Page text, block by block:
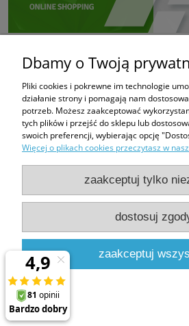
PHUP FUGAZI
Bratków 6
43-100 Tychy
e-mail:
fugazi.tychy@gmail.com,
tel:509-308-681
Dbamy o Twoją
Pliki cookies i pokrewne im technologie
działanie strony i pomagają nam
potrzeb. Możesz zaakceptować
tych plików i przejść do sklepu lub
swoich preferencji, wybierając opcję
Więcej o plikach cookies przeczytasz w
zaakceptuj tylko
dostosuj
zaakceptuj